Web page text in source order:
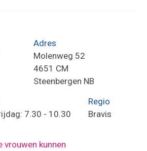
Adres
Molenweg 52
4651 CM
Steenbergen NB
7.30 - 10.30
vrouwen kunnen
Regio
Bravis